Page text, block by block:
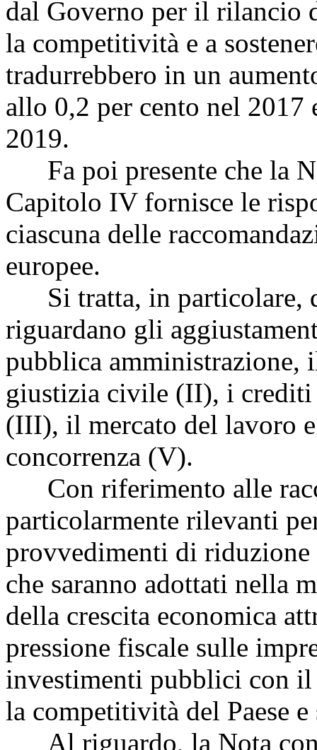
dal Governo per il rilancio
la competitività e a
tradurrebbero in un
allo 0,2 per cento nel 2017
2019.
Fa poi presente che la
Capitolo IV fornisce le
ciascuna delle
europee.
Si tratta, in particolare,
riguardano gli
pubblica amministrazione,
giustizia civile (II), i crediti
(III), il mercato del lavoro
concorrenza (V).
Con riferimento alle
particolarmente rilevanti
provvedimenti di riduzione
che saranno adottati nella
della crescita economica
pressione fiscale sulle
investimenti pubblici con
la competitività del Paese
Al riguardo, la Nota